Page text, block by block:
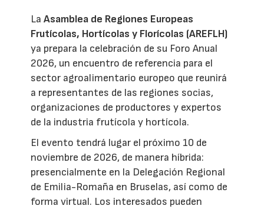
LaAsamblea de Regiones Europeas
Frutícolas, Hortícolas y Florícolas (AREFLH)
ya prepara la celebración de su Foro Anual
2026, un encuentro de referencia para el
sector agroalimentario europeo que reunirá
a representantes de las regiones socias,
organizaciones de productores y expertos
de la industria frutícola y hortícola.
El evento tendrá lugar el próximo 10 de
noviembre de 2026, de manera híbrida:
presencialmente en la Delegación Regional
de Emilia-Romaña en Bruselas, así como de
forma virtual. Los interesados pueden